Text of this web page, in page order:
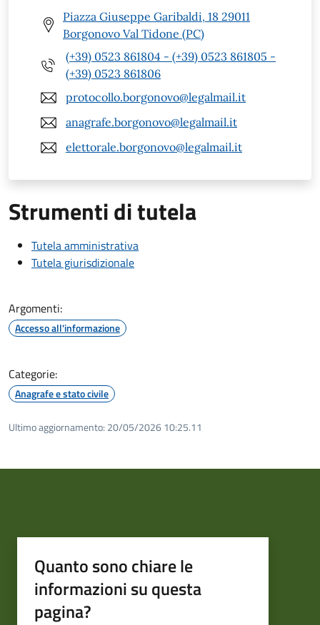
Piazza Giuseppe Garibaldi, 18 29011
Borgonovo Val Tidone (PC)
(+39) 0523 861804 - (+39) 0523 861805 -
(+39) 0523 861806
protocollo.borgonovo@legalmail.it
anagrafe.borgonovo@legalmail.it
elettorale.borgonovo@legalmail.it
Strumenti di tutela
Tutela amministrativa
Tutela giurisdizionale
Argomenti:
Accesso all'informazione
Categorie:
Anagrafe e stato civile
Ultimo aggiornamento: 20/05/2026 10:25.11
Quanto sono chiare le
informazioni su questa
pagina?